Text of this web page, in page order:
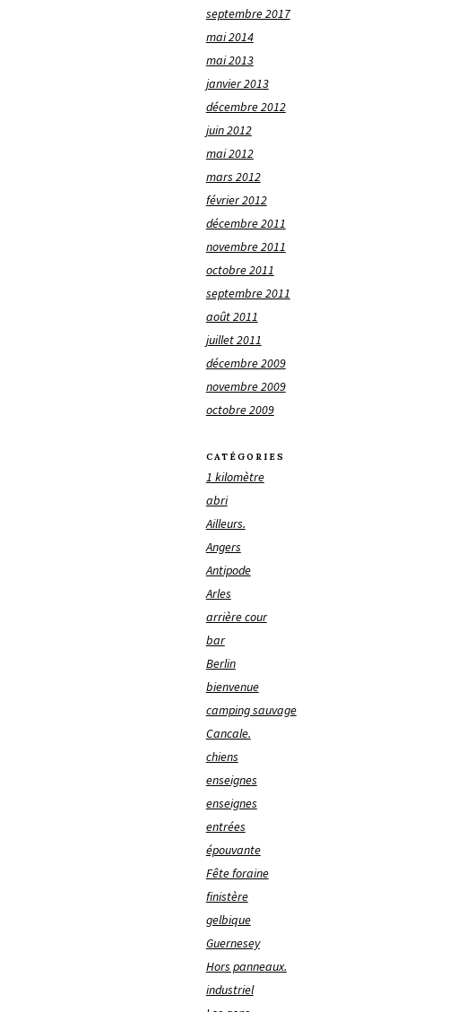
septembre 2017
mai 2014
mai 2013
janvier 2013
décembre 2012
juin 2012
mai 2012
mars 2012
février 2012
décembre 2011
novembre 2011
octobre 2011
septembre 2011
août 2011
juillet 2011
décembre 2009
novembre 2009
octobre 2009
CATÉGORIES
1 kilomètre
abri
Ailleurs.
Angers
Antipode
Arles
arrière cour
bar
Berlin
bienvenue
camping sauvage
Cancale.
chiens
enseignes
enseignes
entrées
épouvante
Fête foraine
finistère
gelbique
Guernesey
Hors panneaux.
industriel